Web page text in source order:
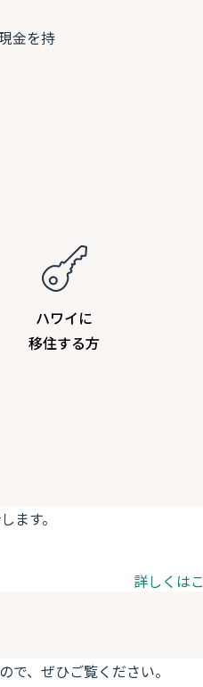
金を持
ハワイに
移住する方
ます。
詳しくは
、ぜひご覧ください。